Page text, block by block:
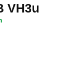
VH3u